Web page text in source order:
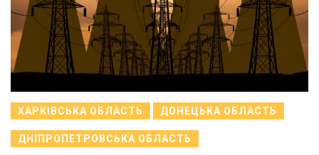
ХАРКІВСЬКА ОБЛАСТЬ ДОНЕЦЬКА ОБЛАСТЬ
ДНІПРОПЕТРОВСЬКА ОБЛАСТЬ